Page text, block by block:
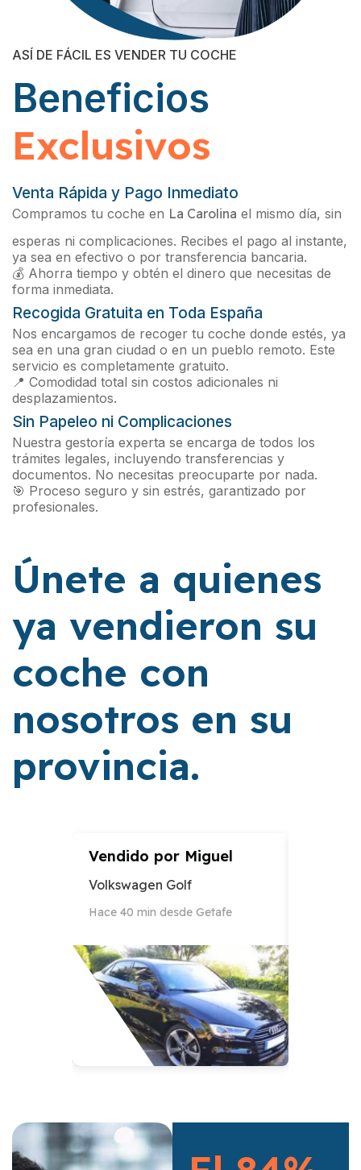
ASÍ DE FÁCIL ES VENDER TU COCHE
Beneficios
Exclusivos
Venta Rápida y Pago Inmediato
Compramos tu coche en La Carolina el mismo día, sin
esperas ni complicaciones. Recibes el pago al instante,
ya sea en efectivo o por transferencia bancaria.
💰 Ahorra tiempo y obtén el dinero que necesitas de
forma inmediata.
Recogida Gratuita en Toda España
Nos encargamos de recoger tu coche donde estés, ya
sea en una gran ciudad o en un pueblo remoto. Este
servicio es completamente gratuito.
📍 Comodidad total sin costos adicionales ni
desplazamientos.
Sin Papeleo ni Complicaciones
Nuestra gestoría experta se encarga de todos los
trámites legales, incluyendo transferencias y
documentos. No necesitas preocuparte por nada.
🎯 Proceso seguro y sin estrés, garantizado por
profesionales.
Únete a quienes
ya vendieron su
coche con
nosotros en su
provincia.
Vendido por Miguel
Volkswagen Golf
Hace 40 min desde Getafe